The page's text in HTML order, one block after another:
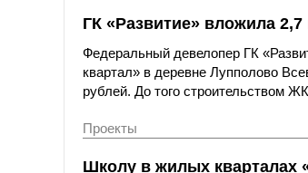
ГК «Развитие» вложила
Федеральный девелопер ГК
квартал» в деревне Лупполово
рублей. До того строительством
Проекты
Школу в жилых кварталах